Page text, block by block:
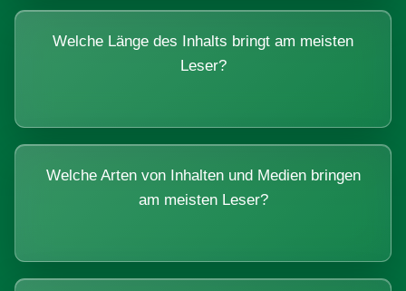
Welche Länge des Inhalts bringt am meisten
Leser?
Welche Arten von Inhalten und Medien bringen
am meisten Leser?